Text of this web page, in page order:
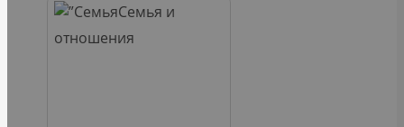
Семья и
отношения